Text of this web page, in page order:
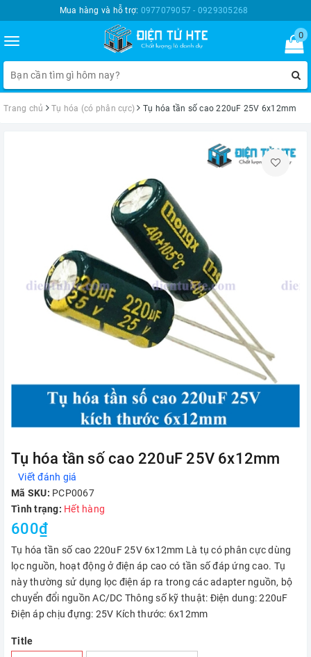
Mua hàng và hỗ trợ: 0977079057 - 0929305268
Toggle
navigation
0
Trang chủ Tụ hóa (có phân cực) Tụ hóa tần số cao 220uF 25V 6x12mm
Tụ hóa tần số cao 220uF 25V 6x12mm
Viết đánh giá
Mã SKU: PCP0067
Tình trạng: Hết hàng
600₫
Tụ hóa tần số cao 220uF 25V 6x12mm Là tụ có phân cực dùng
lọc nguồn, hoạt động ở điện áp cao có tần số đáp ứng cao. Tụ
này thường sử dụng lọc điện áp ra trong các adapter nguồn, bộ
chuyển đổi nguồn AC/DC Thông số kỹ thuật: Điện dung: 220uF
Điện áp chịu đựng: 25V Kích thước: 6x12mm
Title